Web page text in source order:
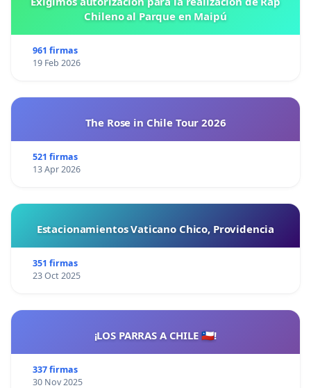
Chileno al Parque en Maipú
961 firmas
19 Feb 2026
The Rose in Chile Tour 2026
521 firmas
13 Apr 2026
Estacionamientos Vaticano Chico, Providencia
351 firmas
23 Oct 2025
¡LOS PARRAS A CHILE 🇨🇱!
337 firmas
30 Nov 2025